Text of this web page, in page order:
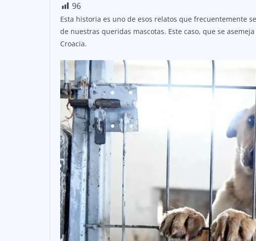
96
Esta historia es uno de esos relatos que frecuentemente
de nuestras queridas mascotas. Este caso, que se
Croacia.